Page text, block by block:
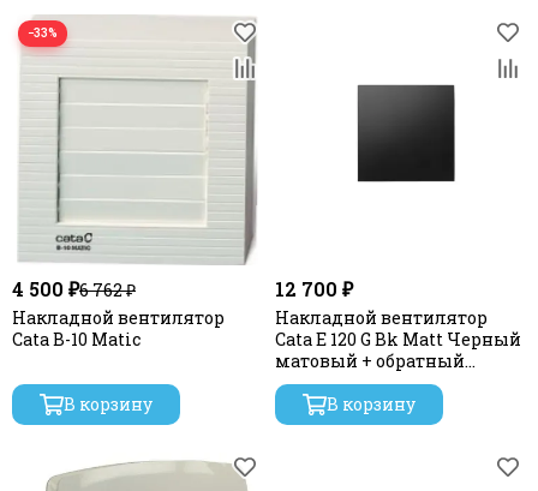
−33%
4 500 ₽6 762 ₽
Накладной вентилятор
Cata B-10 Matic
В корзину
12 700 ₽
Накладной вентилятор
Cata E 120 G Bk Matt Черный
матовый + обратный
клапан
В корзину